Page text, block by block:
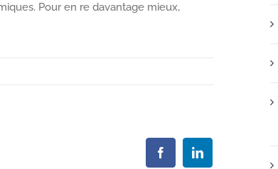
Pour en re davantage mieux,
FacebookLinkedIn